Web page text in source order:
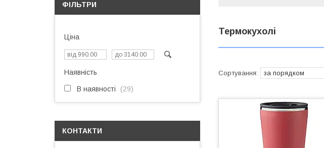
Термокухолі
ФІЛЬТРИ
Ціна
Наявність
В наявності 29
КОНТАКТИ